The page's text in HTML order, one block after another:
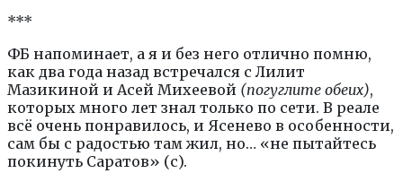
***
ФБ напоминает, а я и без него отлично помню,
как два года назад встречался с Лилит
Мазикиной и Асей Михеевой (погуглите обеих),
которых много лет знал только по сети. В реале
всё очень понравилось, и Ясенево в особенности,
сам бы с радостью там жил, но… «не пытайтесь
покинуть Саратов» (с).